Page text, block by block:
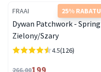
25% RABATU
FRAAI
Dywan Patchwork - Spring
Zielony/Szary
4.5(126)
266.00